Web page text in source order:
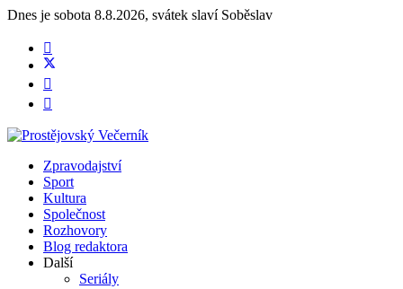
Dnes je sobota 8.8.2026, svátek slaví Soběslav
Zpravodajství
Sport
Kultura
Společnost
Rozhovory
Blog redaktora
Další
Seriály